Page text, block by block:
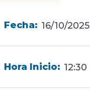
Fecha: 16/10/2025
Hora Inicio: 12:30